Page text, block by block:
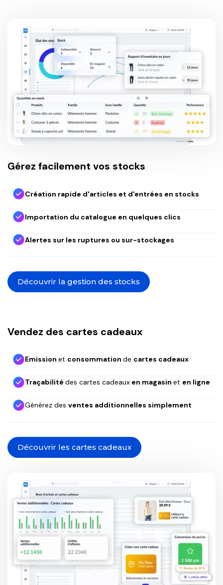
Gérez facilement vos stocks
Création rapide d'articles et d'entrées en stocks
Importation du catalogue en quelques clics
Alertes sur les ruptures ou sur-stockages
Découvrir la gestion des stocks
Vendez des cartes cadeaux
Emission et consommation de cartes cadeaux
Traçabilité des cartes cadeaux en magasin et en ligne
Générez des ventes additionnelles simplement
Découvrir les cartes cadeaux